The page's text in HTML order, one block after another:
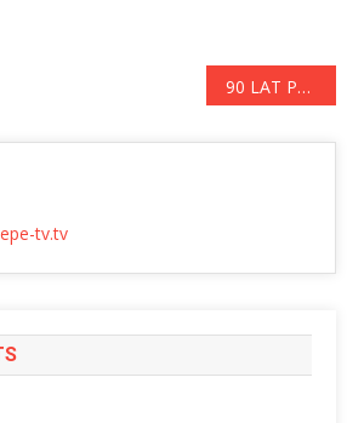
90 LAT POLSKI W SERCU PARYŻA! Szokująca historia Hôtel de Monaco. Chopin i Sikorski w jednym miejscu
tv.tv